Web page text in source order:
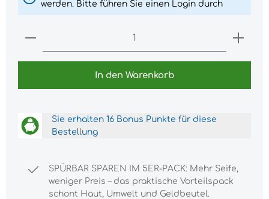
werden. Bitte führen Sie einen Login durch
Produkt Anzahl: Gib den gewünschten
In den Warenkorb
Sie erhalten 16 Bonus Punkte für diese
Bestellung
SPÜRBAR SPAREN IM 5ER-PACK: Mehr Seife,
weniger Preis – das praktische Vorteilspack
schont Haut, Umwelt und Geldbeutel.